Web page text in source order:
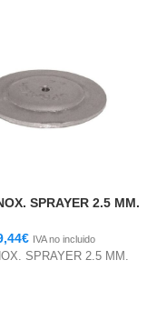
SPRAYER 2.5 MM.
€ IVA no incluido
SPRAYER 2.5 MM.